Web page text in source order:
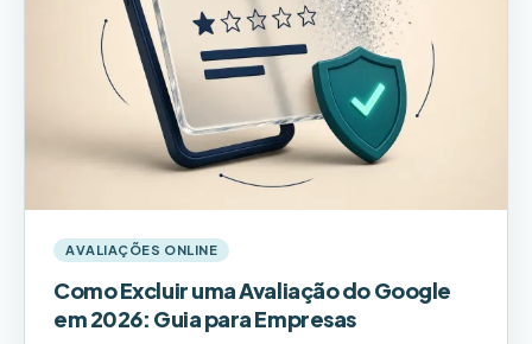
AVALIAÇÕES ONLINE
Como Excluir uma Avaliação do Google
em 2026: Guia para Empresas